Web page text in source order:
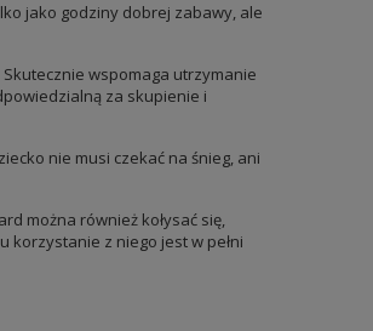
jako godziny dobrej zabawy, ale
wspomaga utrzymanie
za skupienie i
nie musi czekać na śnieg, ani
można również kołysać się,
z niego jest w pełni